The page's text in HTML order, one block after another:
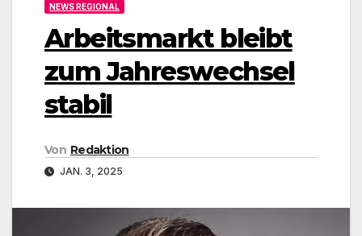
NEWS REGIONAL
Arbeitsmarkt bleibt
zum Jahreswechsel
stabil
Von Redaktion
JAN. 3, 2025